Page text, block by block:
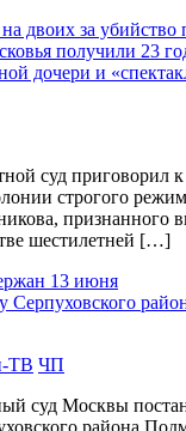
получили 23
дочери и
суд приговорил к
строгого
признанного
шестилетней […]
Серпуховского
ТВ ЧП
суд Москвы
района